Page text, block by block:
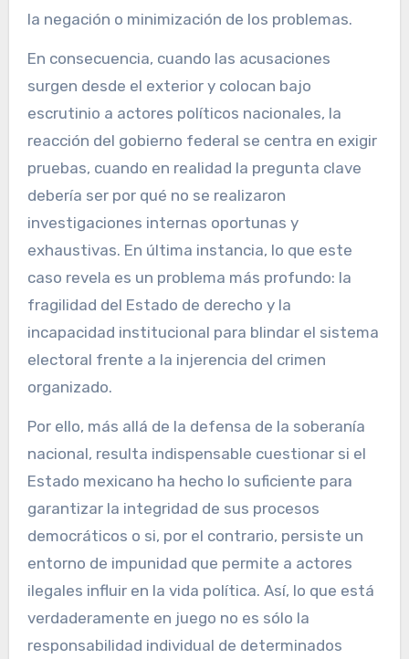
la negación o minimización de los problemas.
En consecuencia, cuando las acusaciones
surgen desde el exterior y colocan bajo
escrutinio a actores políticos nacionales, la
reacción del gobierno federal se centra en exigir
pruebas, cuando en realidad la pregunta clave
debería ser por qué no se realizaron
investigaciones internas oportunas y
exhaustivas. En última instancia, lo que este
caso revela es un problema más profundo: la
fragilidad del Estado de derecho y la
incapacidad institucional para blindar el sistema
electoral frente a la injerencia del crimen
organizado.
Por ello, más allá de la defensa de la soberanía
nacional, resulta indispensable cuestionar si el
Estado mexicano ha hecho lo suficiente para
garantizar la integridad de sus procesos
democráticos o si, por el contrario, persiste un
entorno de impunidad que permite a actores
ilegales influir en la vida política. Así, lo que está
verdaderamente en juego no es sólo la
responsabilidad individual de determinados